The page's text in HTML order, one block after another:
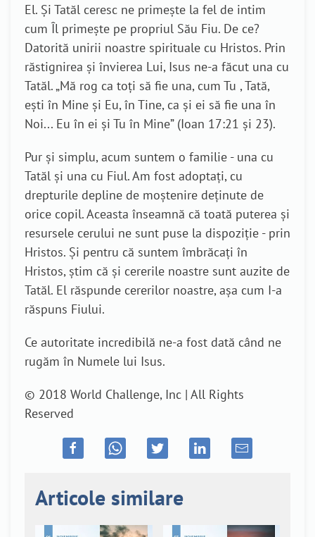
El. Și Tatăl ceresc ne primește la fel de intim
cum Îl primește pe propriul Său Fiu. De ce?
Datorită unirii noastre spirituale cu Hristos. Prin
răstignirea și învierea Lui, Isus ne-a făcut una cu
Tatăl. „Mă rog ca toţi să fie una, cum Tu , Tată,
eşti în Mine şi Eu, în Tine, ca şi ei să fie una în
Noi... Eu în ei şi Tu în Mine” (Ioan 17:21 și 23).
Pur și simplu, acum suntem o familie - una cu
Tatăl și una cu Fiul. Am fost adoptați, cu
drepturile depline de moștenire deținute de
orice copil. Aceasta înseamnă că toată puterea și
resursele cerului ne sunt puse la dispoziție - prin
Hristos. Și pentru că suntem îmbrăcați în
Hristos, știm că și cererile noastre sunt auzite de
Tatăl. El răspunde cererilor noastre, așa cum I-a
răspuns Fiului.
Ce autoritate incredibilă ne-a fost dată când ne
rugăm în Numele lui Isus.
© 2018 World Challenge, Inc | All Rights
Reserved
Articole similare